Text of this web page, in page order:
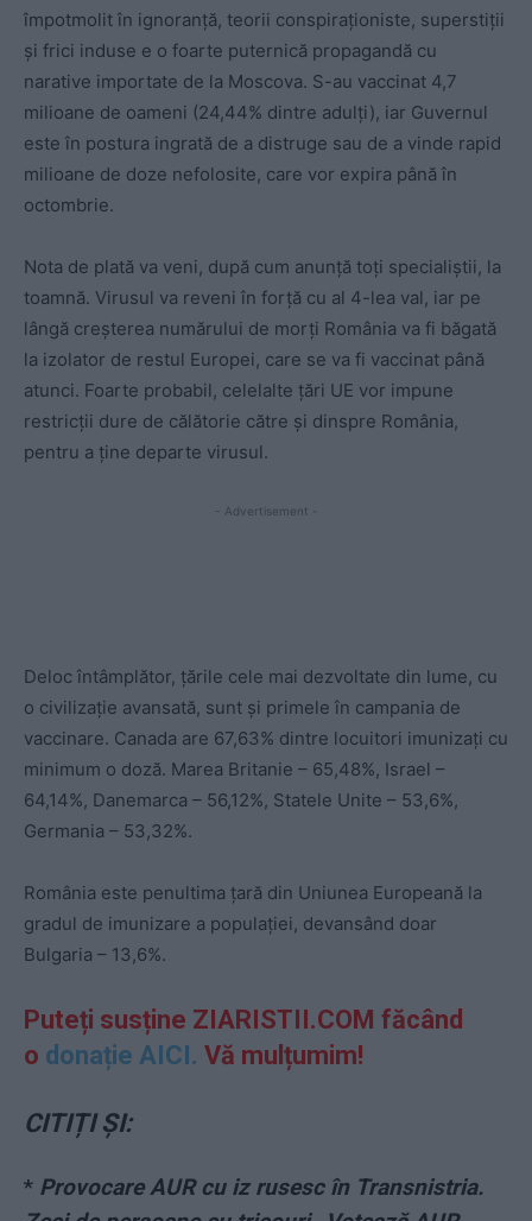
împotmolit în ignoranță, teorii conspiraționiste, superstiții
și frici induse e o foarte puternică propagandă cu
narative importate de la Moscova. S-au vaccinat 4,7
milioane de oameni (24,44% dintre adulți), iar Guvernul
este în postura ingrată de a distruge sau de a vinde rapid
milioane de doze nefolosite, care vor expira până în
octombrie.
Nota de plată va veni, după cum anunță toți specialiștii, la
toamnă. Virusul va reveni în forță cu al 4-lea val, iar pe
lângă creșterea numărului de morți România va fi băgată
la izolator de restul Europei, care se va fi vaccinat până
atunci. Foarte probabil, celelalte țări UE vor impune
restricții dure de călătorie către și dinspre România,
pentru a ține departe virusul.
- Advertisement -
Deloc întâmplător, țările cele mai dezvoltate din lume, cu
o civilizație avansată, sunt și primele în campania de
vaccinare. Canada are 67,63% dintre locuitori imunizați cu
minimum o doză. Marea Britanie – 65,48%, Israel –
64,14%, Danemarca – 56,12%, Statele Unite – 53,6%,
Germania – 53,32%.
România este penultima țară din Uniunea Europeană la
gradul de imunizare a populației, devansând doar
Bulgaria – 13,6%.
Puteți susține ZIARISTII.COM făcând
o donație AICI. Vă mulțumim!
CITIȚI ȘI:
* Provocare AUR cu iz rusesc în Transnistria.